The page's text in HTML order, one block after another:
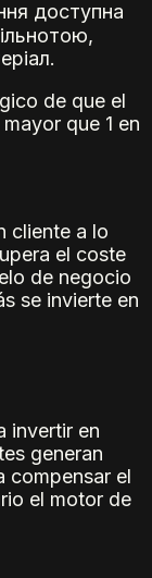
доступна
de que el
que 1 en
cliente a lo
el coste
de negocio
se invierte en
invertir en
generan
compensar el
el motor de